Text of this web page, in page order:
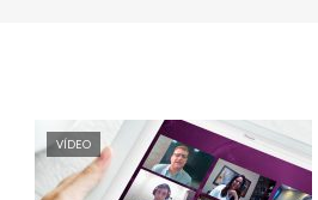
VÍDEO